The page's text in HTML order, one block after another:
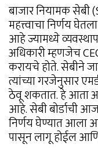
बाजार नियामक
महत्त्वाचा निर्णय
आहे ज्यामध्ये
अधिकारी म्हणजेच
करायचे होते. सेबीने
त्यांच्या गरजेनुसार
ठेवू शकतात. हे आता
आहे. सेबी बोर्डाची
निर्णय घेण्यात आला
पासून लागू होईल